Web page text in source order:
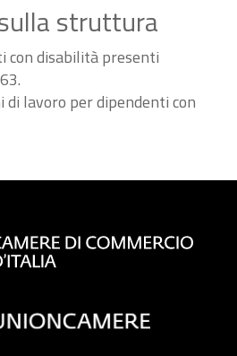
struttura
con disabilità presenti
lavoro per dipendenti con